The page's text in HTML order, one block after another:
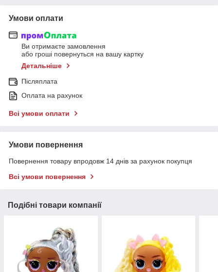
Умови оплати
Ви отримаєте замовлення
або гроші повернуться на вашу картку
Детальніше
Післяплата
Оплата на рахунок
Всі умови оплати
Умови повернення
Повернення товару впродовж 14 днів за рахунок покупця
Всі умови повернення
Подібні товари компанії